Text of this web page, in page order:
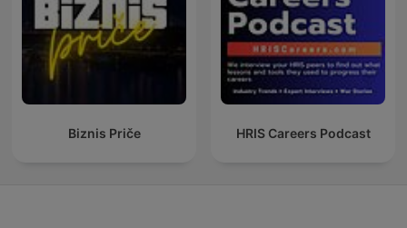
Biznis Priče HRIS Careers Podcast